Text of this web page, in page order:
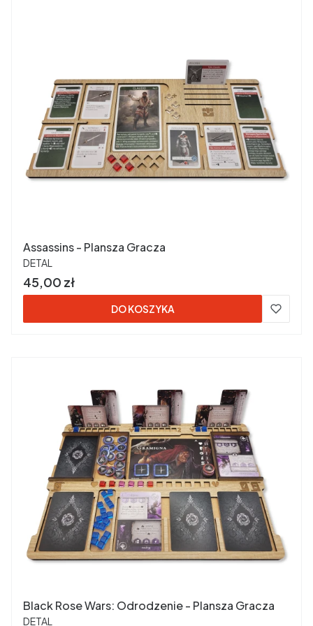
Assassins - Plansza Gracza
PRODUCENT
DETAL
Cena
45,00 zł
DO KOSZYKA
Black Rose Wars: Odrodzenie - Plansza Gracza
PRODUCENT
DETAL